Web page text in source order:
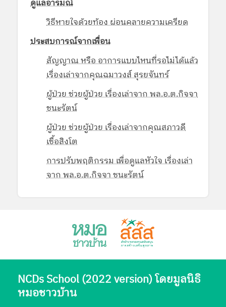
ดูแลอารมณ์
วิธีหายใจด้วยท้อง ผ่อนคลายความเครียด
ประสบการณ์จากเพื่อน
สัญญาณ หรือ อาการแบบไหนที่รอไม่ได้แล้ว
เรื่องเล่าจากคุณฉมาวงส์ สุรยจันทร์
ผู้ป่วย ช่วยผู้ป่วย เรื่องเล่าจาก พล.อ.ต.กิจจา
ชนะรัตน์
ผู้ป่วย ช่วยผู้ป่วย เรื่องเล่าจากคุณสภาวดี
เชื้อสิงโต
การปรับพฤติกรรม เพื่อดูแลหัวใจ เรื่องเล่า
จาก พล.อ.ต.กิจจา ชนะรัตน์
NCDs School (2022 version) โดยมูลนิธิ
หมอชาวบ้าน